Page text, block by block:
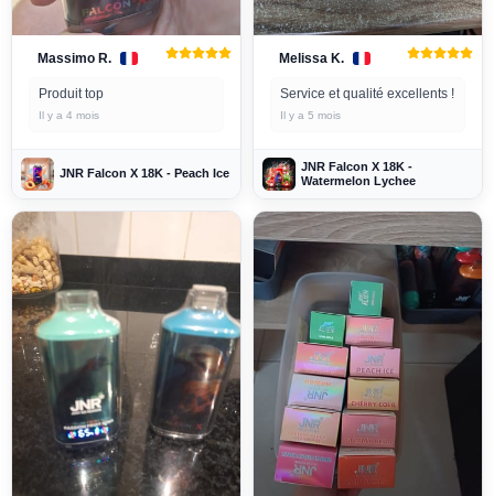
Massimo R.
Produit top
Il y a 4 mois
JNR Falcon X 18K - Peach Ice
Melissa K.
Service et qualité excellents !
Il y a 5 mois
JNR Falcon X 18K -
Watermelon Lychee